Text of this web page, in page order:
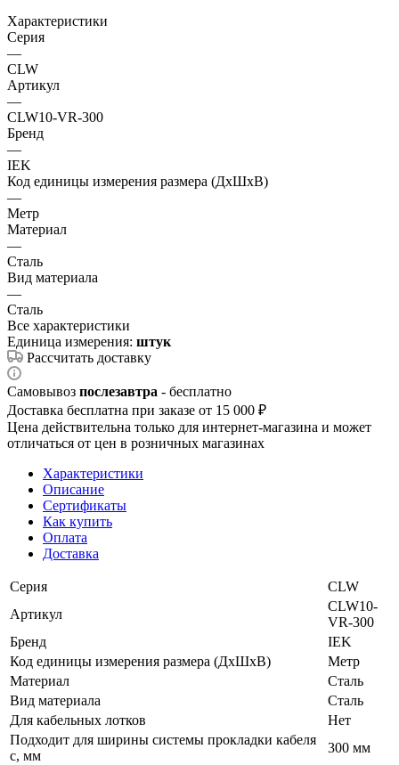
Характеристики
Серия
—
CLW
Артикул
—
CLW10-VR-300
Бренд
—
IEK
Код единицы измерения размера (ДхШхВ)
—
Метр
Материал
—
Сталь
Вид материала
—
Сталь
Все характеристики
Единица измерения: штук
Рассчитать доставку
Самовывоз послезавтра - бесплатно
Доставка бесплатна при заказе от 15 000 ₽
Цена действительна только для интернет-магазина и может
отличаться от цен в розничных магазинах
Характеристики
Описание
Сертификаты
Как купить
Оплата
Доставка
Серия
CLW
Артикул
CLW10-
VR-300
Бренд
IEK
Код единицы измерения размера (ДхШхВ)
Метр
Материал
Сталь
Вид материала
Сталь
Для кабельных лотков
Нет
Подходит для ширины системы прокладки кабеля
с, мм
300 мм